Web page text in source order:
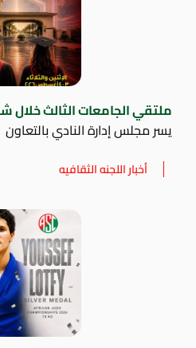
ملتقي الجامعات الثالث
يسر مجلس إدارة النادي بالتعاون
أخبار اللجنه الثقافيه